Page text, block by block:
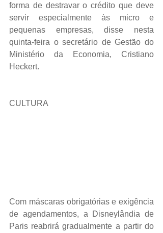
forma de destravar o crédito que deve
servir especialmente às micro e
pequenas empresas, disse nesta
quinta-feira o secretário de Gestão do
Ministério da Economia, Cristiano
Heckert.
CULTURA
Com máscaras obrigatórias e exigência
de agendamentos, a Disneylândia de
Paris reabrirá gradualmente a partir do